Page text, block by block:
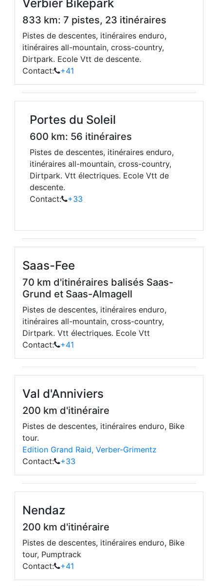
Verbier Bikepark
833 km: 7 pistes, 23 itinéraires
Pistes de descentes, itinéraires enduro,
itinéraires all-mountain, cross-country,
Dirtpark. Ecole Vtt de descente.
Contact:
+41
Portes du Soleil
600 km: 56 itinéraires
Pistes de descentes, itinéraires enduro,
itinéraires all-mountain, cross-country,
Dirtpark. Vtt électriques. Ecole Vtt de
descente.
Contact:
+33
Saas-Fee
70 km d'itinéraires balisés Saas-
Grund et Saas-Almagell
Pistes de descentes, itinéraires enduro,
itinéraires all-mountain, cross-country,
Dirtpark. Vtt électriques. Ecole Vtt
Contact:
+41
Val d'Anniviers
200 km d'itinéraire
Pistes de descentes, itinéraires enduro, Bike
tour.
Edition Grand Raid, Verber-Grimentz
Contact:
+33
Nendaz
200 km d'itinéraire
Pistes de descentes, itinéraires enduro, Bike
tour, Pumptrack
Contact:
+41